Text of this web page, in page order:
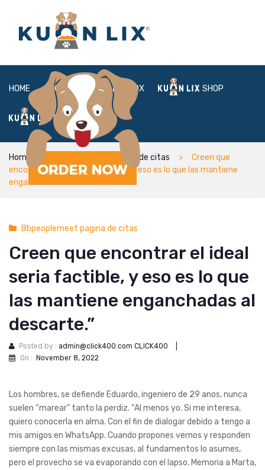
HOME ABOUT BOX SHOP
FAQ LOGIN
Home Bbpeoplemeet pagina de citas
Creen que
encontrar el ideal seri­a factible, y eso es lo que las mantiene
enganchadas al descarte.”
Bbpeoplemeet pagina de citas
Creen que encontrar el ideal
seri­a factible, y eso es lo que
las mantiene enganchadas al
descarte.”
Posted by : admin@click400.com CLICK400
On : November 8, 2022
Los hombres, se defiende Eduardo, ingeniero de 29 anos, nunca
suelen “marear” tanto la perdiz. “Al menos yo. Si me interesa,
quiero conocerla en alma. Con el fin de dialogar debido a tengo a
mis amigos en WhatsApp. Cuando propones vernos y responden
siempre con las mismas excusas, al fundamentos lo asumes,
pero el provecho se va evaporando con el lapso. Memoria a Marta,